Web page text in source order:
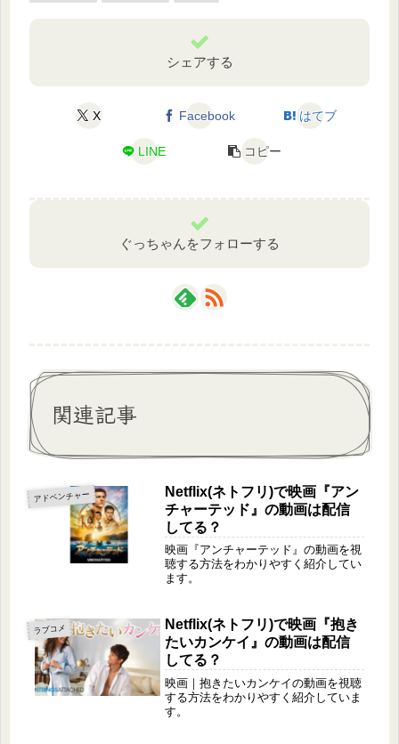
シェアする
X Facebook はてブ
LINE コピー
ぐっちゃんをフォローする
関連記事
アドベンチャー
Netflix(ネトフリ)で映画『アン
チャーテッド』の動画は配信
してる？
映画『アンチャーテッド』の動画を視
聴する方法をわかりやすく紹介してい
ます。
ラブコメ
Netflix(ネトフリ)で映画『抱き
たいカンケイ』の動画は配信
してる？
映画｜抱きたいカンケイの動画を視聴
する方法をわかりやすく紹介していま
す。